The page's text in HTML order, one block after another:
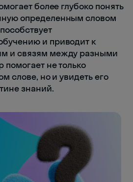
более глубоко понять
определенным словом
и приводит к
и связям между разными
помогает не только
слове, но и увидеть его
знаний.